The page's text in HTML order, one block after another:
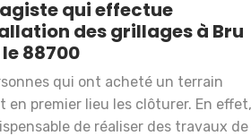
qui effectue
des grillages à Bru
88700
qui ont acheté un terrain
en premier lieu les clôturer. En
de réaliser des travaux de